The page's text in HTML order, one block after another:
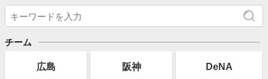
チーム
広島 阪神 DeNA